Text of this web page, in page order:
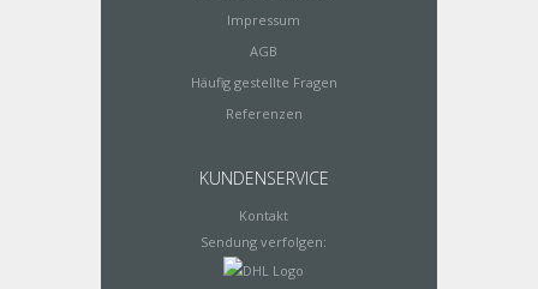
Impressum
AGB
Häufig gestellte Fragen
Referenzen
KUNDENSERVICE
Kontakt
Sendung verfolgen: